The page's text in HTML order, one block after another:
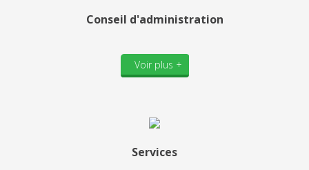
Conseil d'administration
Voir plus +
Services